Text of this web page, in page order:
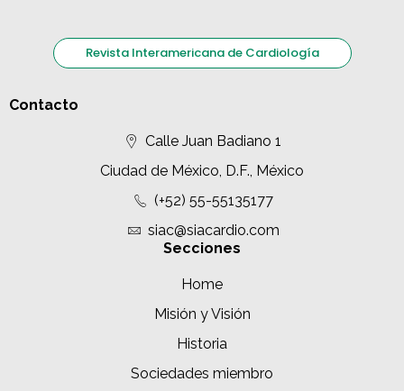
Revista Interamericana de Cardiología
Contacto
Calle Juan Badiano 1
Ciudad de México, D.F., México
(+52) 55-55135177
siac@siacardio.com
Secciones
Home
Misión y Visión
Historia
Sociedades miembro